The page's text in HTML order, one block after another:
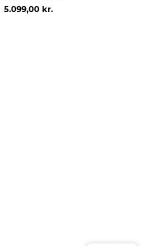
5.099,00 kr.